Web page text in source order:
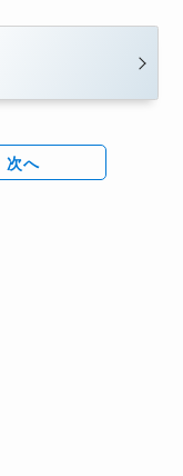
次へ